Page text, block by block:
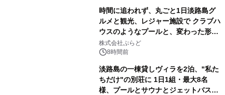
時間に追われず、丸ごと1日淡路島グ
ルメと観光、レジャー施設で クラブハ
ウスのようなプールと、変わった形の
サウナも 「THE BOXY AWAJI」のお
得な素泊まり連泊プランで
株式会社ぷらど
8時間前
淡路島の一棟貸しヴィラを2泊、"私た
ちだけ"の別荘に 1日1組・最大8名
様、プールとサウナとジェットバス付